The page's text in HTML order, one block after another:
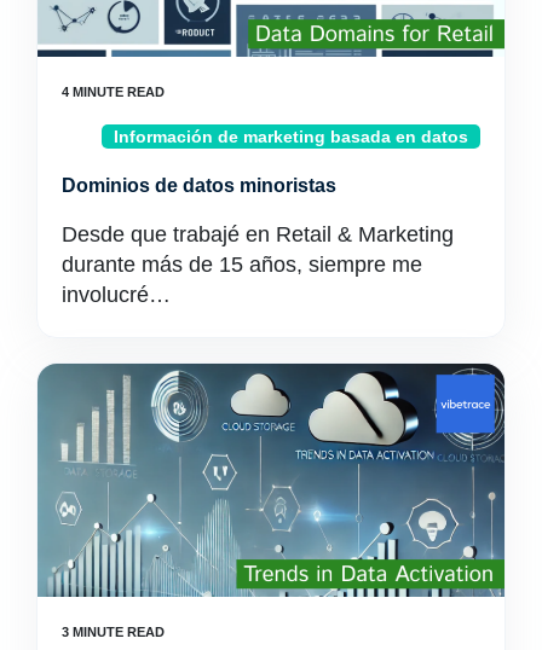
Información de marketing basada en datos
Dominios de datos minoristas
Desde que trabajé en Retail & Marketing
durante más de 15 años, siempre me
involucré…